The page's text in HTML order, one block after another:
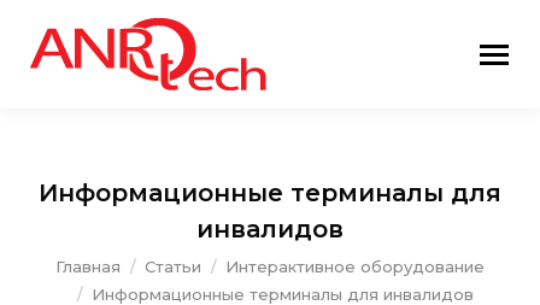
Информационные терминалы для
инвалидов
Вы здесь:
Главная Статьи
Интерактивное оборудование
Информационные терминалы для инвалидов